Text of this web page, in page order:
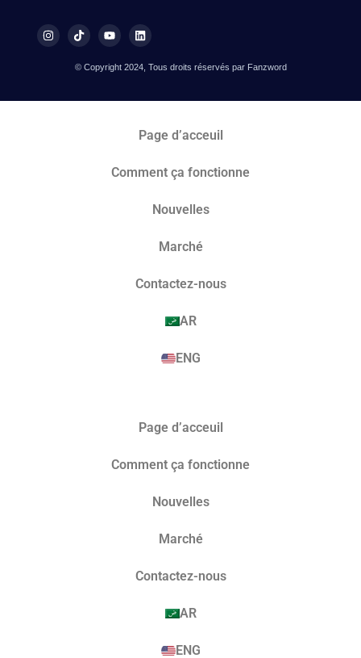
© Copyright 2024, Tous droits réservés par Fanzword
Page d’acceuil
Comment ça fonctionne
Nouvelles
Marché​
Contactez-nous
AR
ENG
Page d’acceuil
Comment ça fonctionne
Nouvelles
Marché​
Contactez-nous
AR
ENG